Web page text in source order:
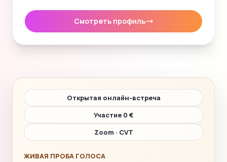
Смотреть профиль
Открытая онлайн-встреча
Участие 0 €
Zoom · CVT
ЖИВАЯ ПРОБА ГОЛОСА